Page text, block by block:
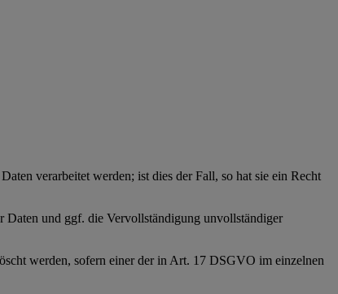
verarbeitet werden; ist dies der Fall, so hat sie ein Recht
Daten und ggf. die Vervollständigung unvollständiger
werden, sofern einer der in Art. 17 DSGVO im einzelnen